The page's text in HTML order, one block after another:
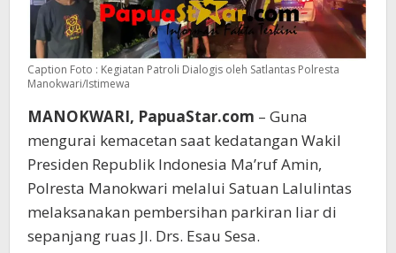
Caption Foto : Kegiatan Patroli Dialogis oleh Satlantas Polresta
Manokwari/Istimewa
MANOKWARI, PapuaStar.com – Guna
mengurai kemacetan saat kedatangan Wakil
Presiden Republik Indonesia Ma’ruf Amin,
Polresta Manokwari melalui Satuan Lalulintas
melaksanakan pembersihan parkiran liar di
sepanjang ruas Jl. Drs. Esau Sesa.